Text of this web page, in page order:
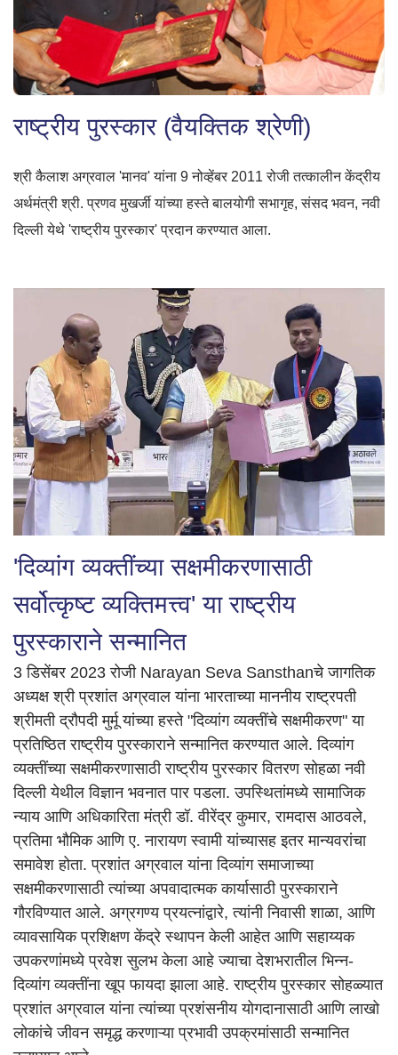
राष्ट्रीय पुरस्कार (वैयक्तिक श्रेणी)
श्री कैलाश अग्रवाल 'मानव' यांना 9 नोव्हेंबर 2011 रोजी तत्कालीन केंद्रीय
अर्थमंत्री श्री. प्रणव मुखर्जी यांच्या हस्ते बालयोगी सभागृह, संसद भवन, नवी
दिल्ली येथे 'राष्ट्रीय पुरस्कार' प्रदान करण्यात आला.
'दिव्यांग व्यक्तींच्या सक्षमीकरणासाठी
सर्वोत्कृष्ट व्यक्तिमत्त्व' या राष्ट्रीय
पुरस्काराने सन्मानित
3 डिसेंबर 2023 रोजी Narayan Seva Sansthanचे जागतिक
अध्यक्ष श्री प्रशांत अग्रवाल यांना भारताच्या माननीय राष्ट्रपती
श्रीमती द्रौपदी मुर्मू यांच्या हस्ते "दिव्यांग व्यक्तींचे सक्षमीकरण" या
प्रतिष्ठित राष्ट्रीय पुरस्काराने सन्मानित करण्यात आले. दिव्यांग
व्यक्तींच्या सक्षमीकरणासाठी राष्ट्रीय पुरस्कार वितरण सोहळा नवी
दिल्ली येथील विज्ञान भवनात पार पडला. उपस्थितांमध्ये सामाजिक
न्याय आणि अधिकारिता मंत्री डॉ. वीरेंद्र कुमार, रामदास आठवले,
प्रतिमा भौमिक आणि ए. नारायण स्वामी यांच्यासह इतर मान्यवरांचा
समावेश होता. प्रशांत अग्रवाल यांना दिव्यांग समाजाच्या
सक्षमीकरणासाठी त्यांच्या अपवादात्मक कार्यासाठी पुरस्काराने
गौरविण्यात आले. अग्रगण्य प्रयत्नांद्वारे, त्यांनी निवासी शाळा, आणि
व्यावसायिक प्रशिक्षण केंद्रे स्थापन केली आहेत आणि सहाय्यक
उपकरणांमध्ये प्रवेश सुलभ केला आहे ज्याचा देशभरातील भिन्न-
दिव्यांग व्यक्तींना खूप फायदा झाला आहे. राष्ट्रीय पुरस्कार सोहळ्यात
प्रशांत अग्रवाल यांना त्यांच्या प्रशंसनीय योगदानासाठी आणि लाखो
लोकांचे जीवन समृद्ध करणाऱ्या प्रभावी उपक्रमांसाठी सन्मानित